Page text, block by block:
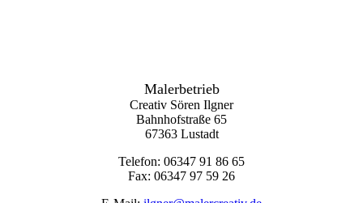
Malerbetrieb
Creativ Sören Ilgner
Bahnhofstraße 65
67363 Lustadt
Telefon: 06347 91 86 65
Fax: 06347 97 59 26